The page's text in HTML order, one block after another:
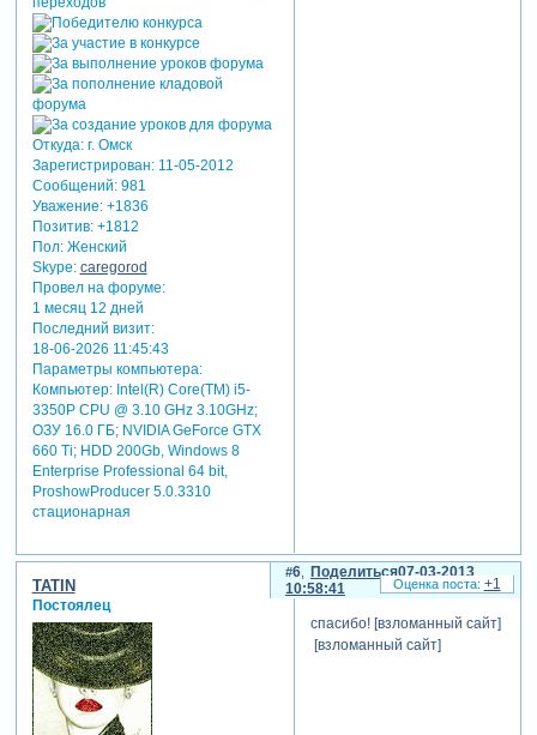
Откуда:г. Омск
Зарегистрирован: 11-05-2012
Сообщений:981
Уважение: +1836
Позитив: +1812
Пол:Женский
Skype: caregorod
Провел на форуме:
1 месяц 12 дней
Последний визит:
18-06-2026 11:45:43
Параметры компьютера:
Компьютер: Intel(R) Core(TM) i5-
3350P CPU @ 3.10 GHz 3.10GHz;
ОЗУ 16.0 ГБ; NVIDIA GeForce GTX
660 Ti; HDD 200Gb, Windows 8
Enterprise Professional 64 bit,
ProshowProducer 5.0.3310
стационарная
Поделиться
6
07-03-2013
10:58:41
TATIN
Постоялец
спасибо! [взломанный сайт]
[взломанный сайт]
+1